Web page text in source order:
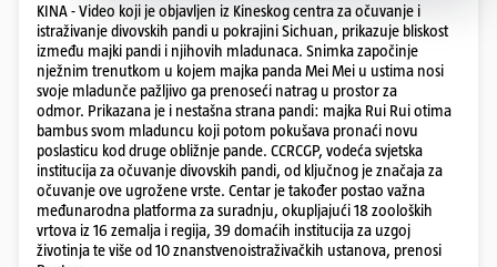
KINA - Video koji je objavljen iz Kineskog centra za očuvanje i
istraživanje divovskih pandi u pokrajini Sichuan, prikazuje bliskost
između majki pandi i njihovih mladunaca. Snimka započinje
nježnim trenutkom u kojem majka panda Mei Mei u ustima nosi
svoje mladunče pažljivo ga prenoseći natrag u prostor za
odmor. Prikazana je i nestašna strana pandi: majka Rui Rui otima
bambus svom mladuncu koji potom pokušava pronaći novu
poslasticu kod druge obližnje pande. CCRCGP, vodeća svjetska
institucija za očuvanje divovskih pandi, od ključnog je značaja za
očuvanje ove ugrožene vrste. Centar je također postao važna
međunarodna platforma za suradnju, okupljajući 18 zooloških
vrtova iz 16 zemalja i regija, 39 domaćih institucija za uzgoj
životinja te više od 10 znanstvenoistraživačkih ustanova, prenosi